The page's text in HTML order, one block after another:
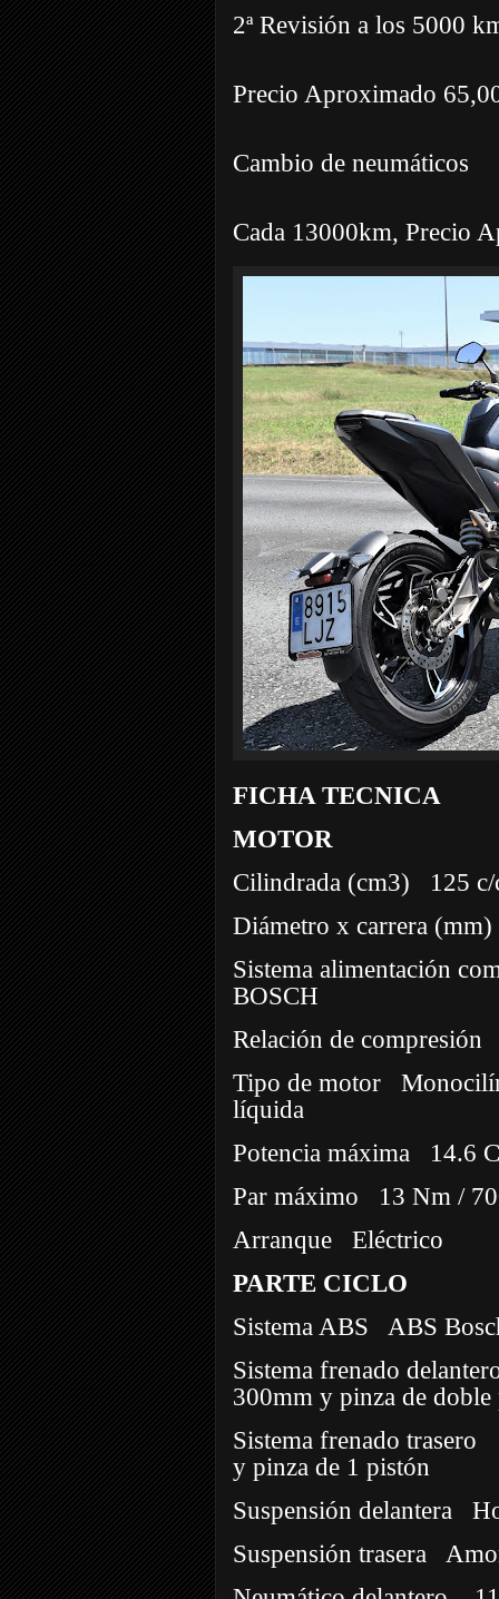
2ª Revisión a los 5000
Precio Aproximado
Cambio de neumáticos
Cada 13000km, Precio
FICHA TECNICA
MOTOR
Cilindrada (cm3)
125
Diámetro x carrera (mm)
Sistema alimentación
BOSCH
Relación de compresión
Tipo de motor
líquida
Potencia máxima
14.6
Par máximo
13 Nm /
Arranque
Eléctrico
PARTE CICLO
Sistema ABS
ABS
Sistema frenado
300mm y pinza de doble
Sistema frenado trasero
y pinza de 1 pistón
Suspensión delantera
Suspensión trasera